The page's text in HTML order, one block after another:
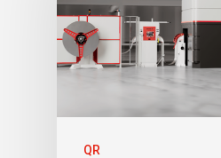
QR